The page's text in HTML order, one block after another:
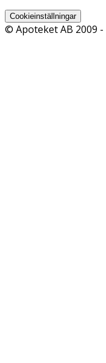
Cookieinställningar
© Apoteket AB 2009 -